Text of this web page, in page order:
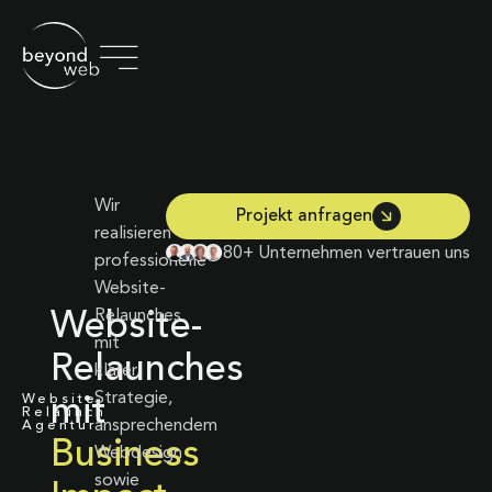
Website
Relaunch
Agentur
Website-
Relaunches
mit
Business
Wir
realisieren
professionelle
Website-
Relaunches
mit
klarer
Strategie,
ansprechendem
Webdesign
sowie
Projekt anfragen
80+ Unternehmen vertrauen uns